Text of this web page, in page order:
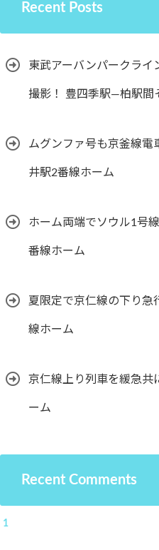
Recent Posts
東武アーバンパークライ
撮影！ 豊四季駅―柏駅間
ムグンファ号も京釜線電
井駅2番線ホーム
ホーム両端でソウル1号
番線ホーム
夏限定で京仁線の下り急
線ホーム
京仁線上り列車を緩急共
ーム
Recent Comments